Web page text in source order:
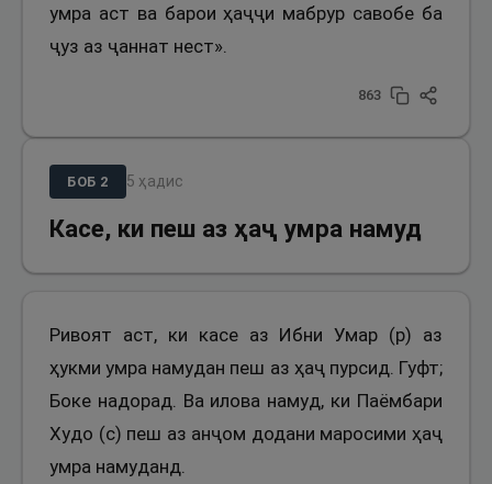
умра аст ва барои ҳаҷҷи мабрур савобе ба
ҷуз аз ҷаннат нест».
863
БОБ 2 5 ҳадис
Касе, ки пеш аз ҳаҷ умра намуд
Ривоят аст, ки касе аз Ибни Умар (р) аз
ҳукми умра намудан пеш аз ҳаҷ пурсид. Гуфт;
Боке надорад. Ва илова намуд, ки Паёмбари
Худо (с) пеш аз анҷом додани маросими ҳаҷ
умра намуданд.